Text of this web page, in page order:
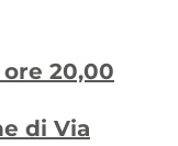
20,00
di Via